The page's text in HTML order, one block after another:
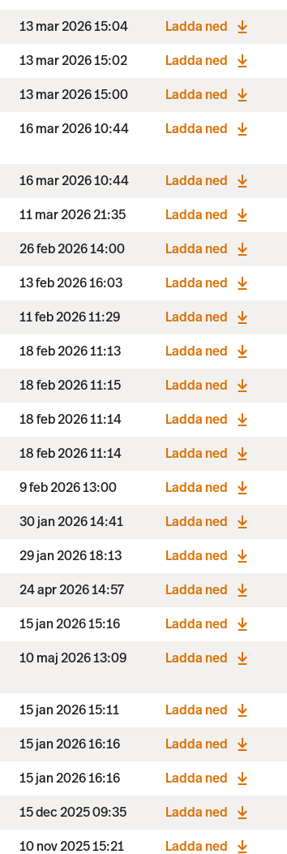
13 mar 2026 15:04 Ladda ned
13 mar 2026 15:02 Ladda ned
13 mar 2026 15:00 Ladda ned
16 mar 2026 10:44 Ladda ned
16 mar 2026 10:44 Ladda ned
11 mar 2026 21:35 Ladda ned
26 feb 2026 14:00 Ladda ned
13 feb 2026 16:03 Ladda ned
11 feb 2026 11:29 Ladda ned
18 feb 2026 11:13 Ladda ned
18 feb 2026 11:15 Ladda ned
18 feb 2026 11:14 Ladda ned
18 feb 2026 11:14 Ladda ned
9 feb 2026 13:00 Ladda ned
30 jan 2026 14:41 Ladda ned
29 jan 2026 18:13 Ladda ned
24 apr 2026 14:57 Ladda ned
15 jan 2026 15:16 Ladda ned
10 maj 2026 13:09 Ladda ned
15 jan 2026 15:11 Ladda ned
15 jan 2026 16:16 Ladda ned
15 jan 2026 16:16 Ladda ned
15 dec 2025 09:35 Ladda ned
10 nov 2025 15:21 Ladda ned